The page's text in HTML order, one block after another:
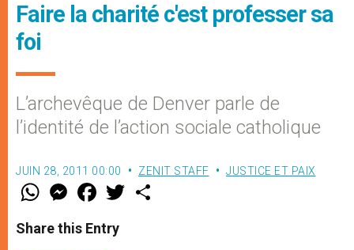
Faire la charité c'est professer sa
foi
L’archevêque de Denver parle de
l’identité de l’action sociale catholique
JUIN 28, 2011 00:00 ZENIT STAFF JUSTICE ET PAIX
W
t
s
M
e
s
e
F
a
e
b
w
Share this Entry